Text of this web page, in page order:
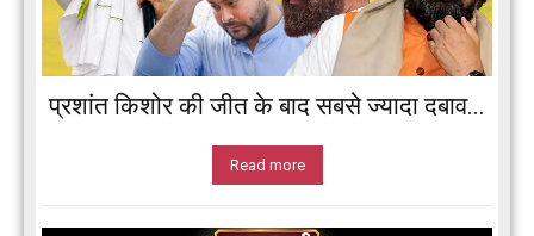
प्रशांत किशोर की जीत के बाद सबसे ज्यादा दबाव...
Read more